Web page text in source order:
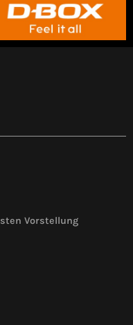
Vorstellung